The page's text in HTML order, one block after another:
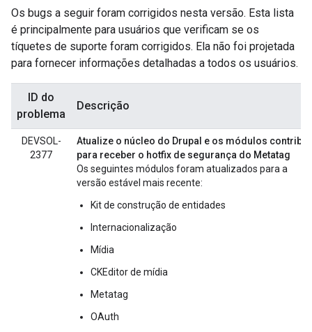
Os bugs a seguir foram corrigidos nesta versão. Esta lista
é principalmente para usuários que verificam se os
tíquetes de suporte foram corrigidos. Ela não foi projetada
para fornecer informações detalhadas a todos os usuários.
ID do
problema
Descrição
DEVSOL-
2377
Atualize o núcleo do Drupal e os módulos contrib
para receber o hotfix de segurança do Metatag
Os seguintes módulos foram atualizados para a
versão estável mais recente:
Kit de construção de entidades
Internacionalização
Mídia
CKEditor de mídia
Metatag
OAuth